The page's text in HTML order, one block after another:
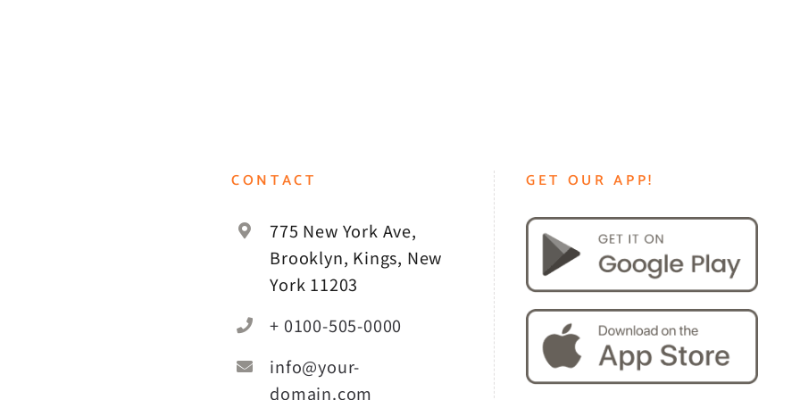
CONTACT
775 New York Ave,
Brooklyn, Kings, New
York 11203
+ 0100-505-0000
info@your-
domain.com
GET OUR APP!